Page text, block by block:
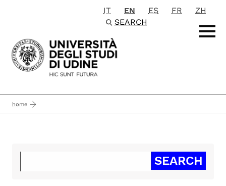
Passa al contenuto principale
IT EN ES FR
ZH
SEARCH
home